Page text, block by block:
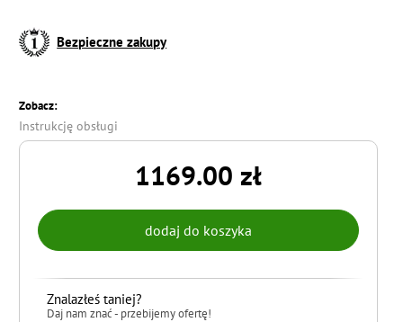
Bezpieczne zakupy
Zobacz:
Instrukcję obsługi
1169.00 zł
Znalazłeś taniej?
Daj nam znać - przebijemy ofertę!